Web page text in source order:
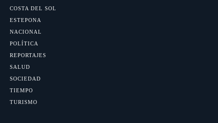
COSTA DEL SOL
ESTEPONA
NACIONAL
POLÍTICA
REPORTAJES
SALUD
SOCIEDAD
TIEMPO
TURISMO